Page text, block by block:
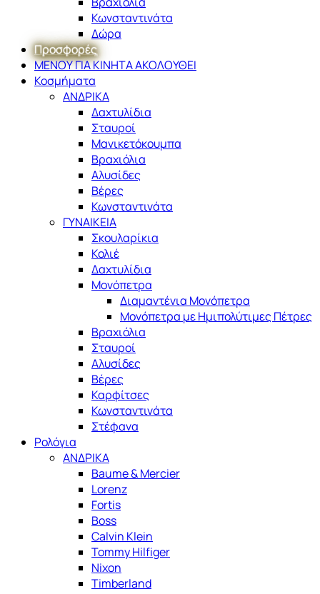
Κωνσταντινάτα
Δώρα
Προσφορές
ΜΕΝΟΥ ΓΙΑ ΚΙΝΗΤΑ ΑΚΟΛΟΥΘΕΙ
Κοσμήματα
ΑΝΔΡΙΚΑ
Δαχτυλίδια
Σταυροί
Μανικετόκουμπα
Βραχιόλια
Αλυσίδες
Βέρες
Κωνσταντινάτα
ΓΥΝΑΙΚΕΙΑ
Σκουλαρίκια
Κολιέ
Δαχτυλίδια
Μονόπετρα
Διαμαντένια Μονόπετρα
Μονόπετρα με Ημιπολύτιμες Πέτρες
Βραχιόλια
Σταυροί
Αλυσίδες
Βέρες
Καρφίτσες
Κωνσταντινάτα
Στέφανα
Ρολόγια
ΑΝΔΡΙΚΑ
Baume & Mercier
Lorenz
Fortis
Boss
Calvin Klein
Tommy Hilfiger
Nixon
Timberland